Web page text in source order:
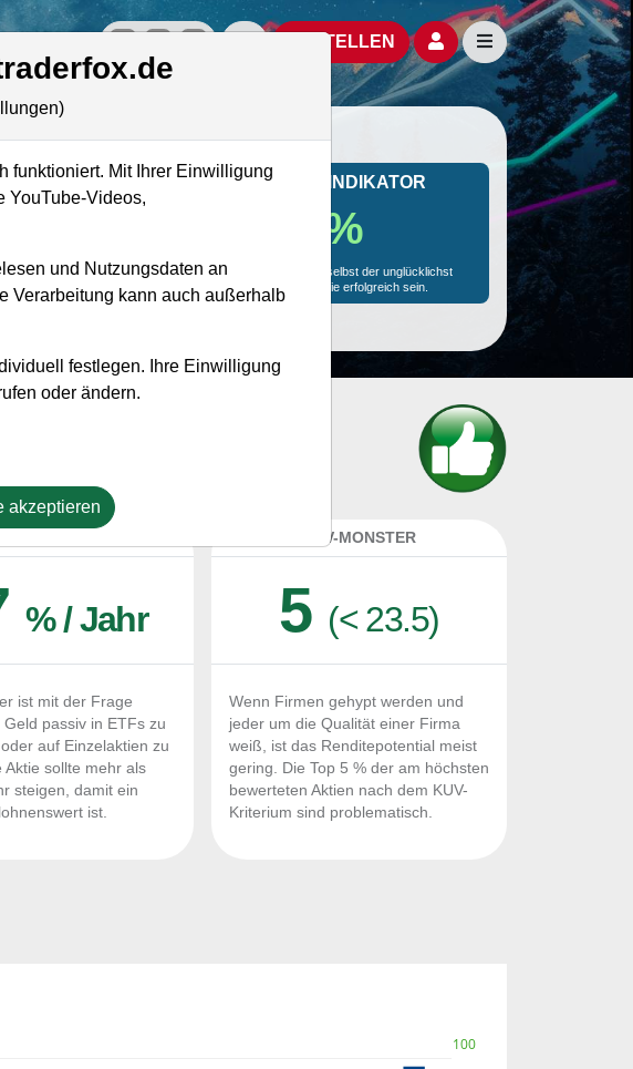
offizielle Social Media-AccountsAktien- und Artikelsuche öffnen
BESTELLEN Seitennavigation
USD MONKEY-TRADER INDIKATOR
75.9 %
Mit 75.9 % Wahrscheinlichkeit wird selbst der unglücklichst
agierende Trader mit dieser Aktie erfolgreich sein.
% / Jahr
ist mit der Frage
Geld passiv in ETFs zu
auf Einzelaktien zu
Aktie sollte mehr als
steigen, damit ein
ist.
KUV-MONSTER
5 (< 23.5)
Wenn Firmen gehypt werden und
jeder um die Qualität einer Firma
weiß, ist das Renditepotential meist
gering. Die Top 5 % der am höchsten
bewerteten Aktien nach dem KUV-
Kriterium sind problematisch.
100
funktioniert. Mit Ihrer Einwilligung
YouTube-Videos,
und Nutzungsdaten an
Verarbeitung kann auch außerhalb
festlegen. Ihre Einwilligung
oder ändern.
akzeptieren